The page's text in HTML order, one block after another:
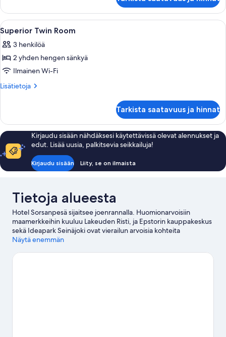
Room
Avaa
kaikki
huonetyypin
Superior
Twin
Room
Hotellihuone, jossa on sänky,
2
Superior Twin Room
3 henkilöä
2 yhden hengen sänkyä
Ilmainen Wi-Fi
Lisätietoja
Lisätietoja
Room
Tarkista saatavuus ja hinnat
Kirjaudu sisään nähdäksesi käytettävissä olevat alennukset ja
edut. Lisää uusia, palkitsevia seikkailuja!
Kirjaudu sisään Liity, se on ilmaista
Tietoja alueesta
Hotel Sorsanpesä sijaitsee joenrannalla. Huomionarvoisiin
maamerkkeihin kuuluu Lakeuden Risti, ja Epstorin kauppakeskus
sekä Ideapark Seinäjoki ovat vierailun arvoisia kohteita
shoppailemaan haluaville. Haluatko osallistua johonkin
kohteen Seinäjoki Areena tapahtumat. Lähde pelaamaan kierros
Näytä enemmän